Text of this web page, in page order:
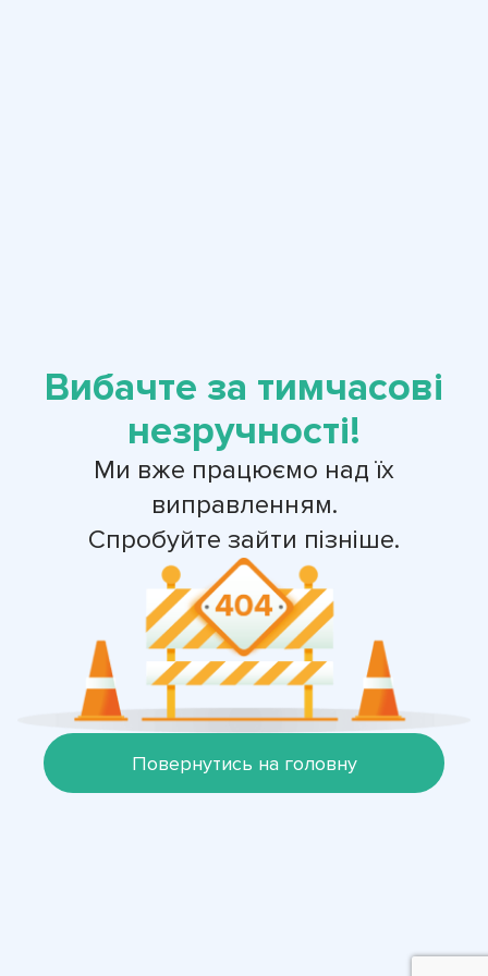
Вибачте за тимчасові
незручності!
Ми вже працюємо над їх
виправленням.
Спробуйте зайти пізніше.
Повернутись на головну